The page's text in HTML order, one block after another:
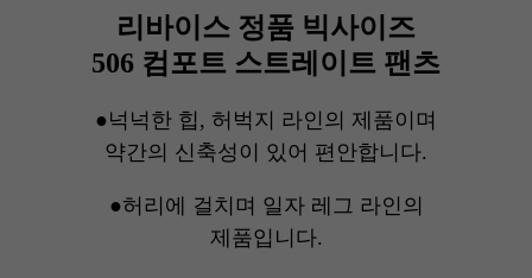
리바이스 정품 빅사이즈
506 컴포트 스트레이트 팬츠
●넉넉한 힙, 허벅지 라인의 제품이며
약간의 신축성이 있어 편안합니다.
●허리에 걸치며 일자 레그 라인의
제품입니다.